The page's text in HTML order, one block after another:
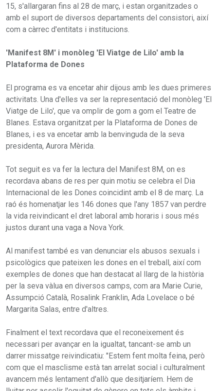
15, s'allargaran fins al 28 de març, i estan organitzades o
amb el suport de diversos departaments del consistori, així
com a càrrec d'entitats i institucions.
'Manifest 8M' i monòleg 'El Viatge de Lilo' amb la
Plataforma de Dones
El programa es va encetar ahir dijous amb les dues primeres
activitats. Una d'elles va ser la representació del monòleg 'El
Viatge de Lilo', que va omplir de gom a gom el Teatre de
Blanes. Estava organitzat per la Plataforma de Dones de
Blanes, i es va encetar amb la benvinguda de la seva
presidenta, Aurora Mèrida.
Tot seguit es va fer la lectura del Manifest 8M, on es
recordava abans de res per quin motiu se celebra el Dia
Internacional de les Dones coincidint amb el 8 de març. La
raó és homenatjar les 146 dones que l'any 1857 van perdre
la vida reivindicant el dret laboral amb horaris i sous més
justos durant una vaga a Nova York.
Al manifest també es van denunciar els abusos sexuals i
psicològics que pateixen les dones en el treball, així com
exemples de dones que han destacat al llarg de la història
per la seva vàlua en diversos camps, com ara Marie Curie,
Assumpció Català, Rosalink Franklin, Ada Lovelace o bé
Margarita Salas, entre d'altres.
Finalment el text recordava que el reconeixement és
necessari per avançar en la igualtat, tancant-se amb un
darrer missatge reivindicatiu: "Estem fent molta feina, però
com que el masclisme està tan arrelat social i culturalment
avancem més lentament d'allò que desitjaríem. Hem de